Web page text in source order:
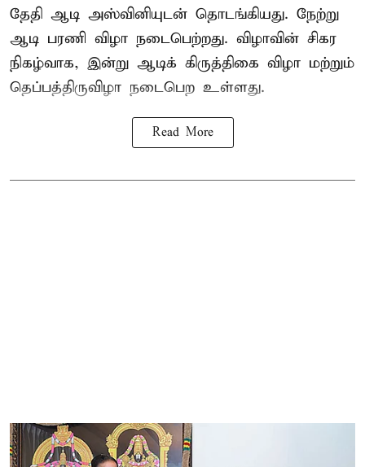
தேதி ஆடி அஸ்வினியுடன் தொடங்கியது. நேற்று
ஆடி பரணி விழா நடைபெற்றது. விழாவின் சிகர
நிகழ்வாக, இன்று ஆடிக் கிருத்திகை விழா மற்றும்
தெப்பத்திருவிழா நடைபெற உள்ளது.
Read More